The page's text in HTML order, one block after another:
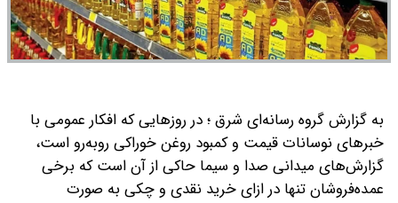
به گزارش گروه رسانه‌ای شرق ؛ در روزهایی که افکار عمومی با
خبرهای نوسانات قیمت و کمبود روغن خوراکی روبه‌رو است،
گزارش‌های میدانی صدا و سیما حاکی از آن است که برخی
عمده‌فروشان تنها در ازای خرید نقدی و چکی به صورت